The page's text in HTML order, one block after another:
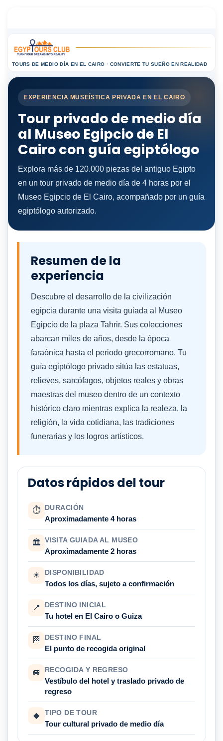
TOURS DE MEDIO DÍA EN EL CAIRO · CONVIERTE TU SUEÑO EN REALIDAD
EXPERIENCIA MUSEÍSTICA PRIVADA EN EL CAIRO
Tour privado de medio día
al Museo Egipcio de El
Cairo con guía egiptólogo
Explora más de 120.000 piezas del antiguo Egipto
en un tour privado de medio día de 4 horas por el
Museo Egipcio de El Cairo, acompañado por un guía
egiptólogo autorizado.
Resumen de la
experiencia
Descubre el desarrollo de la civilización
egipcia durante una visita guiada al Museo
Egipcio de la plaza Tahrir. Sus colecciones
abarcan miles de años, desde la época
faraónica hasta el periodo grecorromano. Tu
guía egiptólogo privado sitúa las estatuas,
relieves, sarcófagos, objetos reales y obras
maestras del museo dentro de un contexto
histórico claro mientras explica la realeza, la
religión, la vida cotidiana, las tradiciones
funerarias y los logros artísticos.
Datos rápidos del tour
⏱ DURACIÓN
Aproximadamente 4 horas
🏛 VISITA GUIADA AL MUSEO
Aproximadamente 2 horas
☀ DISPONIBILIDAD
Todos los días, sujeto a confirmación
📍 DESTINO INICIAL
Tu hotel en El Cairo o Guiza
🏁 DESTINO FINAL
El punto de recogida original
🚐 RECOGIDA Y REGRESO
Vestíbulo del hotel y traslado privado de
regreso
◆ TIPO DE TOUR
Tour cultural privado de medio día